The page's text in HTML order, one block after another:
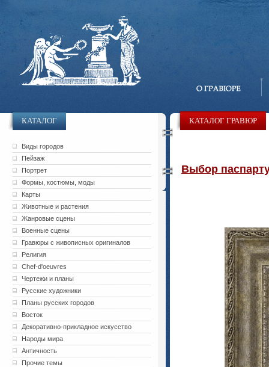
КАТАЛОГ
Виды городов
Пейзаж
Портрет
Формы, костюмы, моды
Карты
Животные и растения
Жанровые сцены
Военные сцены
Гравюры с живописных оригиналов
Религия
Chef-d'oeuvres
Чертежи и планы
Русские художники
Планы русских городов
Восток
Декоративно-прикладное искусство
Народы мира
Античность
Прочие темы
КАТАЛОГ ГРАВЮР
Выбор